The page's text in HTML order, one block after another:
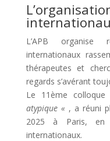
L’APB organise
internationaux
thérapeutes et
regards s’avérant
Le 11ème colloque
atypique « , a réuni
2025 à Paris, en
internationaux.